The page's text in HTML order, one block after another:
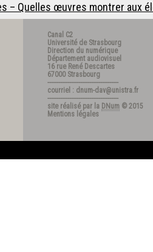
– Quelles œuvres montrer aux
Canal C2
Université de Strasbourg
Direction du numérique
Département audiovisuel
16 rue René Descartes
67000 Strasbourg
---------------------------------------
courriel : dnum-dav@unistra.fr
---------------------------------------
site réalisé par la DNum © 2015
Mentions légales